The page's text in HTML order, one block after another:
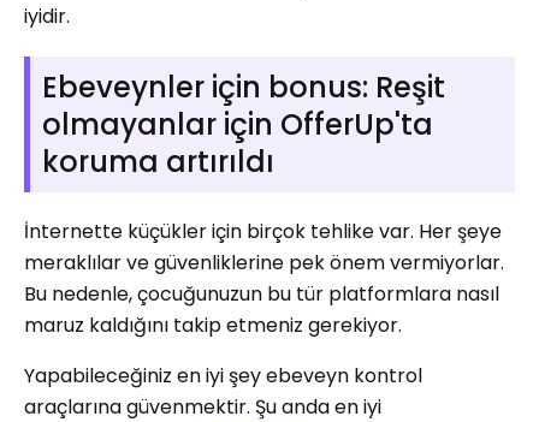
iyidir.
Ebeveynler için bonus: Reşit
olmayanlar için OfferUp'ta
koruma artırıldı
İnternette küçükler için birçok tehlike var. Her şeye
meraklılar ve güvenliklerine pek önem vermiyorlar.
Bu nedenle, çocuğunuzun bu tür platformlara nasıl
maruz kaldığını takip etmeniz gerekiyor.
Yapabileceğiniz en iyi şey ebeveyn kontrol
araçlarına güvenmektir. Şu anda en iyi